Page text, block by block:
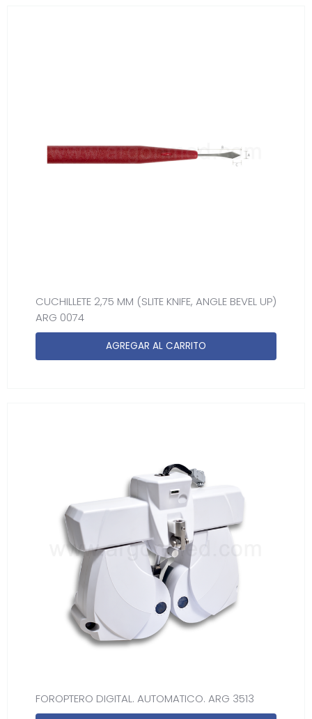
CUCHILLETE 2,75 MM (SLITE KNIFE, ANGLE BEVEL UP)
ARG 0074
AGREGAR AL CARRITO
FOROPTERO DIGITAL. AUTOMATICO. ARG 3513